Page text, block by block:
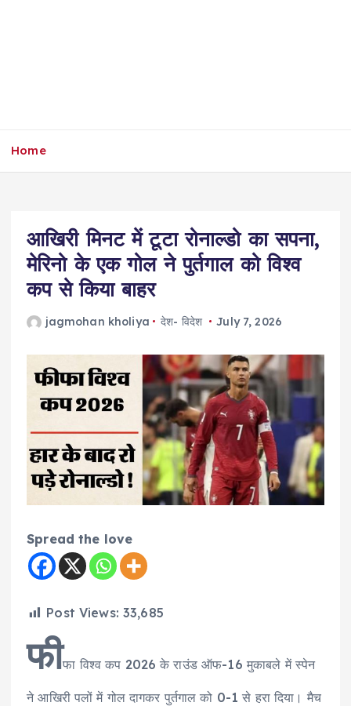
Home
आखिरी मिनट में टूटा रोनाल्डो का सपना,
मेरिनो के एक गोल ने पुर्तगाल को विश्व
कप से किया बाहर
jagmohan kholiya देश- विदेश July 7, 2026
Spread the love
Post Views: 33,685
फीफा विश्व कप 2026 के राउंड ऑफ-16 मुकाबले में स्पेन
ने आखिरी पलों में गोल दागकर पुर्तगाल को 0-1 से हरा दिया। मैच